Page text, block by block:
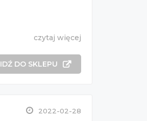
czytaj więcej
IDŹ DO SKLEPU
2022-02-28